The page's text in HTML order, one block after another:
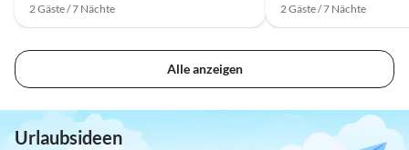
2 Gäste / 7 Nächte 2 Gäste / 7 Nächte
Alle anzeigen
Urlaubsideen